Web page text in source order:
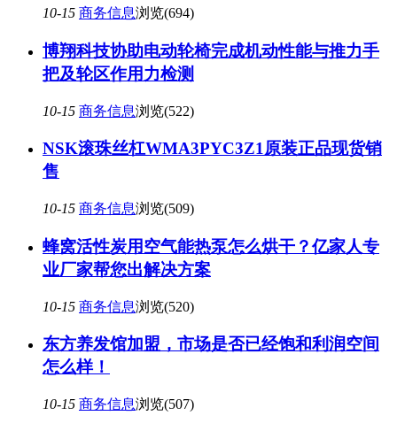
10-15 商务信息浏览(694)
博翔科技协助电动轮椅完成机动性能与推力手
把及轮区作用力检测
10-15 商务信息浏览(522)
NSK滚珠丝杠WMA3PYC3Z1原装正品现货销
售
10-15 商务信息浏览(509)
蜂窝活性炭用空气能热泵怎么烘干？亿家人专
业厂家帮您出解决方案
10-15 商务信息浏览(520)
东方养发馆加盟，市场是否已经饱和利润空间
怎么样！
10-15 商务信息浏览(507)